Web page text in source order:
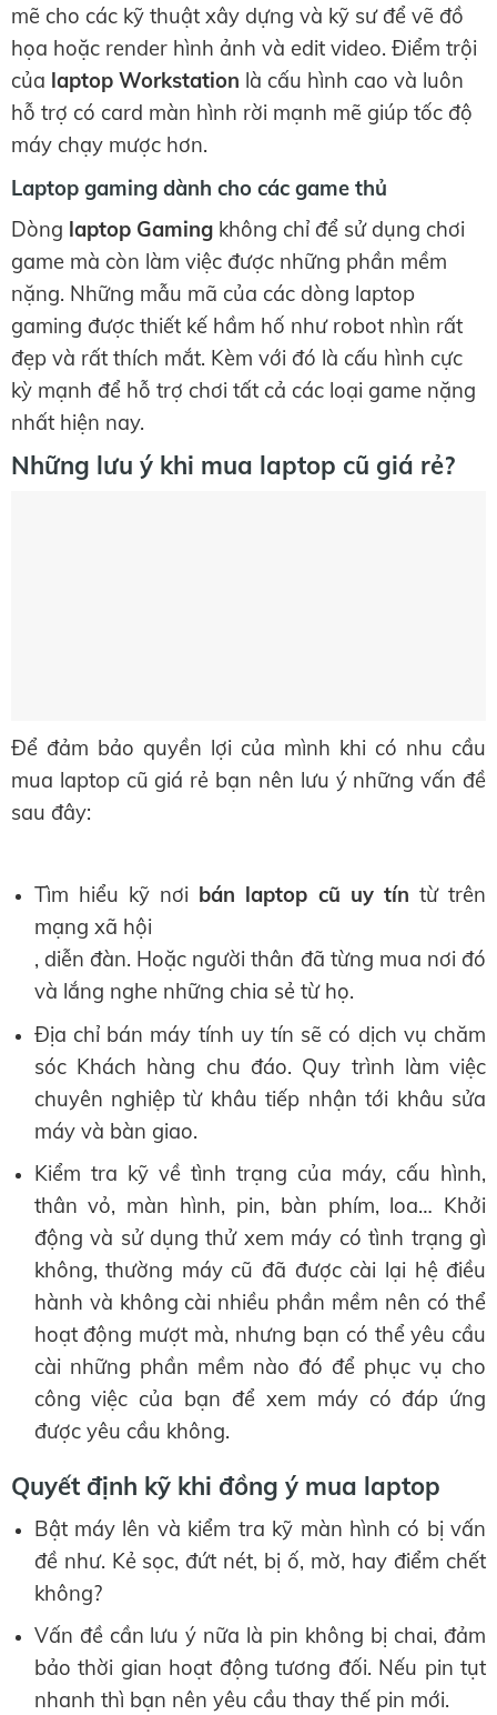
mẽ cho các kỹ thuật xây dựng và kỹ sư để vẽ đồ
họa hoặc render hình ảnh và edit video. Điểm trội
của laptop Workstation là cấu hình cao và luôn
hỗ trợ có card màn hình rời mạnh mẽ giúp tốc độ
máy chạy mược hơn.
Laptop gaming dành cho các game thủ
Dòng laptop Gamingkhông chỉ để sử dụng chơi
game mà còn làm việc được những phần mềm
nặng. Những mẫu mã của các dòng laptop
gaming được thiết kế hầm hố như robot nhìn rất
đẹp và rất thích mắt. Kèm với đó là cấu hình cực
kỳ mạnh để hỗ trợ chơi tất cả các loại game nặng
nhất hiện nay.
Những lưu ý khi mua laptop cũ giá rẻ?
Để đảm bảo quyền lợi của mình khi có nhu cầu
mua laptop cũ giá rẻ bạn nên lưu ý những vấn đề
sau đây:
Tìm hiểu kỹ nơi bán laptop cũ uy tín từ trên
mạng xã hội
, diễn đàn. Hoặc người thân đã từng mua nơi đó
và lắng nghe những chia sẻ từ họ.
Địa chỉ bán máy tính uy tín sẽ có dịch vụ chăm
sóc Khách hàng chu đáo. Quy trình làm việc
chuyên nghiệp từ khâu tiếp nhận tới khâu sửa
máy và bàn giao.
Kiểm tra kỹ về tình trạng của máy, cấu hình,
thân vỏ, màn hình, pin, bàn phím, loa… Khởi
động và sử dụng thử xem máy có tình trạng gì
không, thường máy cũ đã được cài lại hệ điều
hành và không cài nhiều phần mềm nên có thể
hoạt động mượt mà, nhưng bạn có thể yêu cầu
cài những phần mềm nào đó để phục vụ cho
công việc của bạn để xem máy có đáp ứng
được yêu cầu không.
Quyết định kỹ khi đồng ý mua laptop
Bật máy lên và kiểm tra kỹ màn hình có bị vấn
đề như. Kẻ sọc, đứt nét, bị ố, mờ, hay điểm chết
không?
Vấn đề cần lưu ý nữa là pin không bị chai, đảm
bảo thời gian hoạt động tương đối. Nếu pin tụt
nhanh thì bạn nên yêu cầu thay thế pin mới.